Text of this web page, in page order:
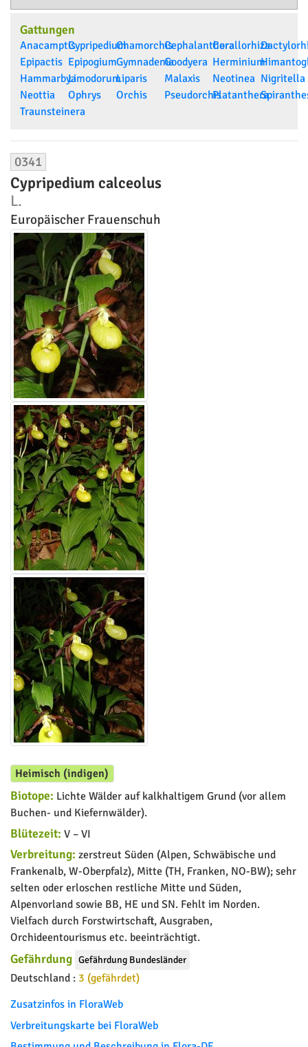
Gattungen
AnacamptisCypripediumChamorchisCephalantheraCorallorhiza
Epipactis EpipogiumGymnadeniaGoodyera Herminium
HammarbyaLimodorumLiparis Malaxis Neotinea Nigritella
Neottia
Ophrys Orchis PseudorchisPlatanthera
Traunsteinera
0341
Cypripedium calceolus
L.
Europäischer Frauenschuh
Heimisch (indigen)
Biotope: Lichte Wälder auf kalkhaltigem Grund (vor allem
Buchen- und Kiefernwälder).
Blütezeit: V – VI
Verbreitung: zerstreut Süden (Alpen, Schwäbische und
Frankenalb, W-Oberpfalz), Mitte (TH, Franken, NO-BW); sehr
selten oder erloschen restliche Mitte und Süden,
Alpenvorland sowie BB, HE und SN. Fehlt im Norden.
Vielfach durch Forstwirtschaft, Ausgraben,
Orchideentourismus etc. beeinträchtigt.
Gefährdung Gefährdung Bundesländer
Deutschland : 3 (gefährdet)
Zusatzinfos in FloraWeb
Verbreitungskarte bei FloraWeb